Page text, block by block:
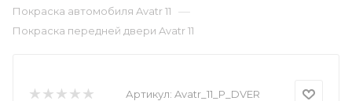
Покраска автомобиля Avatr 11 —
Покраска передней двери Avatr 11
Артикул: Avatr_11_P_DVER